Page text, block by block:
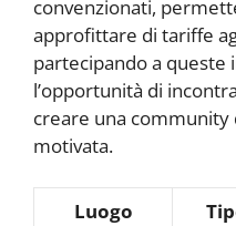
convenzionati,
approfittare di tariffe
partecipando a queste
l’opportunità di
creare una community
motivata.
Luogo